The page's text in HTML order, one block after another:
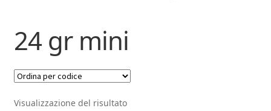
24 gr mini
Visualizzazione del risultato